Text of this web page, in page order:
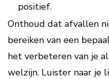
positief.
Onthoud dat afvallen
bereiken van een
het verbeteren van je
welzijn. Luister naar je